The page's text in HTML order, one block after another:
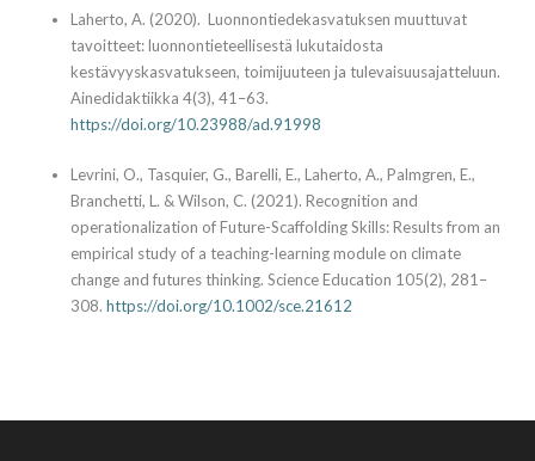
Laherto, A. (2020). Luonnontiedekasvatuksen muuttuvat
tavoitteet: luonnontieteellisestä lukutaidosta
kestävyyskasvatukseen, toimijuuteen ja tulevaisuusajatteluun.
Ainedidaktiikka 4(3), 41–63.
https://doi.org/10.23988/ad.91998
Levrini, O., Tasquier, G., Barelli, E., Laherto, A., Palmgren, E.,
Branchetti, L. & Wilson, C. (2021). Recognition and
operationalization of Future-Scaffolding Skills: Results from an
empirical study of a teaching-learning module on climate
change and futures thinking. Science Education ‭105(2), 281‭–
308. https://doi.org/10.1002/sce.21612‬‬‬‬‬‬‬‬‬‬‬‬‬‬‬‬‬‬